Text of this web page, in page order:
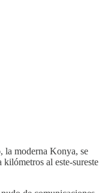
la moderna Konya, se
al este-sureste